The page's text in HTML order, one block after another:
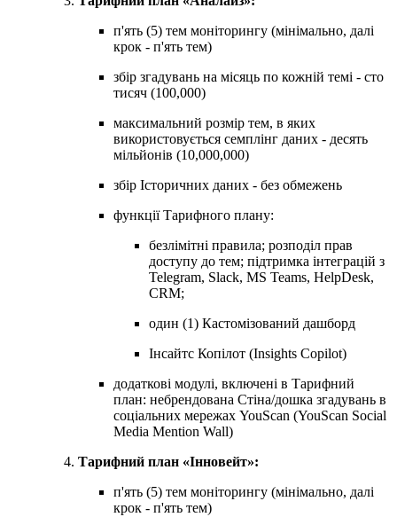
п'ять (5) тем моніторингу (мінімально, далі
крок - п'ять тем)
збір згадувань на місяць по кожній темі - сто
тисяч (100,000)
максимальний розмір тем, в яких
використовується семплінг даних - десять
мільйонів (10,000,000)
збір Історичних даних - без обмежень
функції Тарифного плану:
безлімітні правила; розподіл прав
доступу до тем; підтримка інтеграцій з
Telegram, Slack, MS Teams, HelpDesk,
CRM;
один (1) Кастомізований дашборд
Інсайтc Копілот (Insights Copilot)
додаткові модулі, включені в Тарифний
план: небрендована Стіна/дошка згадувань в
соціальних мережах YouScan (YouScan Social
Media Mention Wall)
Тарифний план «Інновейт»:
п'ять (5) тем моніторингу (мінімально, далі
крок - п'ять тем)